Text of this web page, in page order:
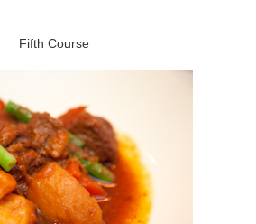
Fifth Course